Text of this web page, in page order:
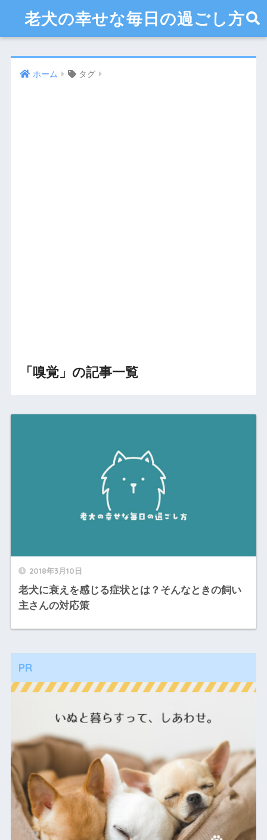
老犬の幸せな毎日の過ごし方
ホーム タグ
「嗅覚」の記事一覧
2018年3月10日
老犬に衰えを感じる症状とは？そんなときの飼い
主さんの対応策
PR